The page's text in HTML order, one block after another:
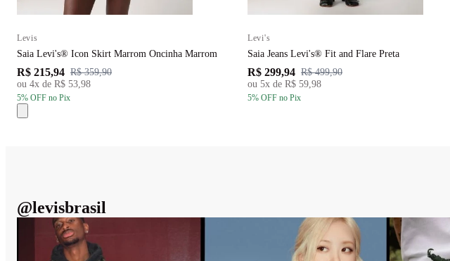
Levis
Saia Levi's® Icon Skirt Marrom Oncinha Marrom
R$ 215,94 R$ 359,90
ou 4x de R$ 53,98
5% OFF no Pix
Levi's
Saia Jeans Levi's® Fit and Flare Preta
R$ 299,94 R$ 499,90
ou 5x de R$ 59,98
5% OFF no Pix
@levisbrasil